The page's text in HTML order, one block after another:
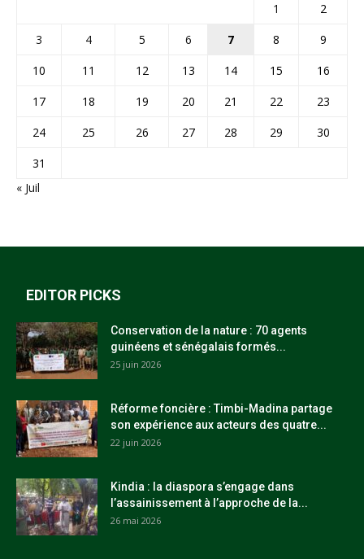
1
2
3
4 5 6 7 8
9
10
11 12 13 14 15
16
17
18 19 20 21 22
23
24
25 26 27 28 29
30
31
« Juil
EDITOR PICKS
Conservation de la nature : 70 agents
guinéens et sénégalais formés...
25 juin 2026
Réforme foncière : Timbi-Madina partage
son expérience aux acteurs des quatre...
22 juin 2026
Kindia : la diaspora s’engage dans
l’assainissement à l’approche de la...
26 mai 2026